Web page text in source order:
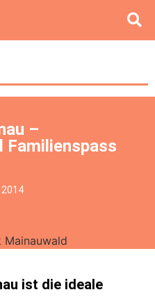
–
Familienspass
2014
ist die ideale